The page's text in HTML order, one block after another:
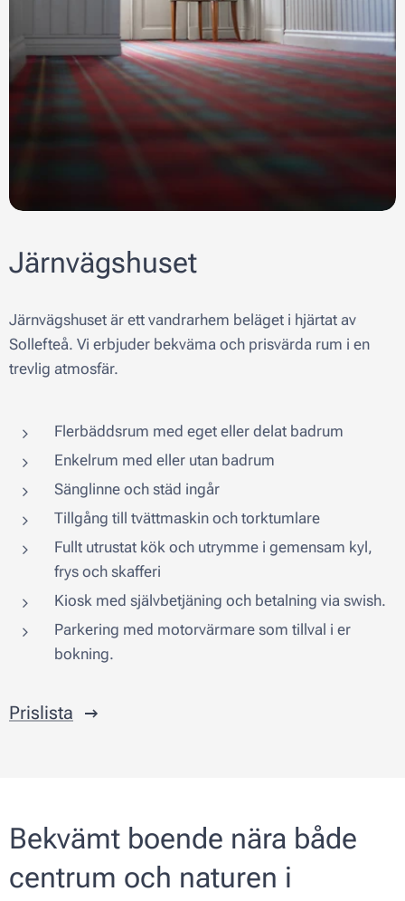
Järnvägshuset
Järnvägshuset är ett vandrarhem beläget i hjärtat av
Sollefteå. Vi erbjuder bekväma och prisvärda rum i en
trevlig atmosfär.
Flerbäddsrum med eget eller delat badrum
Enkelrum med eller utan badrum
Sänglinne och städ ingår
Tillgång till tvättmaskin och torktumlare
Fullt utrustat kök och utrymme i gemensam kyl,
frys och skafferi
Kiosk med självbetjäning och betalning via swish.
Parkering med motorvärmare som tillval i er
bokning.
Prislista
Bekvämt boende nära både
centrum och naturen i